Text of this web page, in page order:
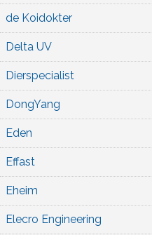
de Koidokter
Delta UV
Dierspecialist
DongYang
Eden
Effast
Eheim
Elecro Engineering